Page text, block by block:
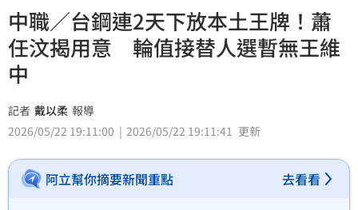
中職／台鋼連2天下放本土王牌！蕭
任汶揭用意 輪值接替人選暫無王維
中
記者 戴以柔 報導
2026/05/22 19:11:00
2026/05/22 19:11:41 更新
阿立幫你摘要新聞重點 去看看